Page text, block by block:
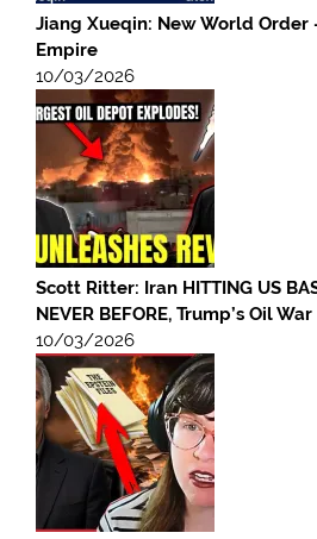
Jiang Xueqin: New World Order
Empire
10/03/2026
Scott Ritter: Iran HITTING US
NEVER BEFORE, Trump’s Oil
10/03/2026